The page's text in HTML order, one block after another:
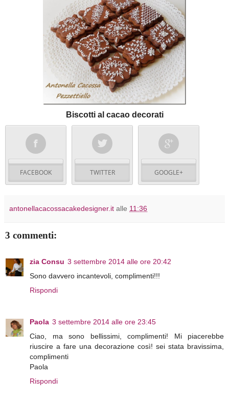
Biscotti al cacao decorati
FACEBOOK TWITTER GOOGLE+
antonellacacossacakedesigner.it alle 11:36
3 commenti:
zia Consu 3 settembre 2014 alle ore 20:42
Sono davvero incantevoli, complimenti!!!
Rispondi
Paola 3 settembre 2014 alle ore 23:45
Ciao, ma sono bellissimi, complimenti! Mi piacerebbe
riuscire a fare una decorazione così! sei stata bravissima,
complimenti
Paola
Rispondi